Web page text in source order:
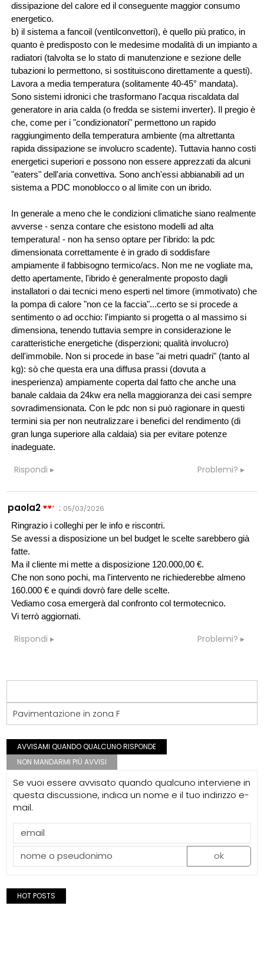
dissipazione del calore ed il conseguente maggior consumo
energetico.
b) il sistema a fancoil (ventilconvettori), è quello più pratico, in
quanto è predisposto con le medesime modalità di un impianto a
radiatori (talvolta se lo stato di manutenzione e sezione delle
tubazioni lo permettono, si sostituiscono direttamente a questi).
Lavora a media temperatura (solitamente 40-45° mandata).
Sono sistemi idronici che trasformano l'acqua riscaldata dal
generatore in aria calda (o fredda se sistemi inverter). Il pregio è
che, come per i "condizionatori" permettono un rapido
raggiungimento della temperatura ambiente (ma altrettanta
rapida dissipazione se involucro scadente). Tuttavia hanno costi
energetici superiori e possono non essere apprezzati da alcuni
"eaters" dell'aria convettiva. Sono anch'essi abbianabili ad un
sistema a PDC monoblocco o al limite con un ibrido.
In generale a meno che le condizioni climatiche siano realmente
avverse - senza contare che esistono modelli ad alta
temperatura! - non ha senso optare per l'ibrido: la pdc
dimensionata correttamente è in grado di soddisfare
ampiamente il fabbisogno termico/acs. Non me ne vogliate ma,
detto apertamente, l'ibrido è generalmente proposto dagli
installatori o dai tecnici meno esperti nel timore (immotivato) che
la pompa di calore "non ce la faccia"...certo se si procede a
sentimento o ad occhio: l'impianto si progetta o al massimo si
dimensiona, tenendo tuttavia sempre in considerazione le
caratteristiche energetiche (disperzioni; qualità involucro)
dell'immobile. Non si procede in base "ai metri quadri" (tanto al
kg): sò che questa era una diffusa prassi (dovuta a
inesperienza) ampiamente coperta dal fatto che anche una
banale caldaia da 24kw era nella maggioranza dei casi sempre
sovradimensionata. Con le pdc non si può ragionare in questi
termini sia per non neutralizzare i benefici del rendimento (di
gran lunga superiore alla caldaia) sia per evitare potenze
inadeguate.
Rispondi Problemi?
paola2 : 05/03/2026
Ringrazio i colleghi per le info e riscontri.
Se avessi a disposizione un bel budget le scelte sarebbero già
fatte.
Ma il cliente mi mette a disposizione 120.000,00 €.
Che non sono pochi, ma l'intervento ne richiederebbe almeno
160.000 € e quindi dovrò fare delle scelte.
Vediamo cosa emergerà dal confronto col termotecnico.
Vi terrò aggiornati.
Rispondi Problemi?
Pavimentazione in zona F
AVVISAMI QUANDO QUALCUNO RISPONDE
NON MANDARMI PIÙ AVVISI
Se vuoi essere avvisato quando qualcuno interviene in
questa discussione, indica un nome e il tuo indirizzo e-
mail.
ok
HOT POSTS